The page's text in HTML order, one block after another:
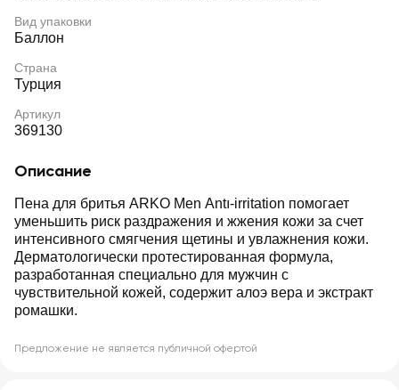
Вид упаковки
Баллон
Страна
Турция
Артикул
369130
Описание
Пена для бритья ARKO Men Antı-irritation помогает
уменьшить риск раздражения и жжения кожи за счет
интенсивного смягчения щетины и увлажнения кожи.
Дерматологически протестированная формула,
разработанная специально для мужчин с
чувствительной кожей, содержит алоэ вера и экстракт
ромашки.
Предложение не является публичной офертой